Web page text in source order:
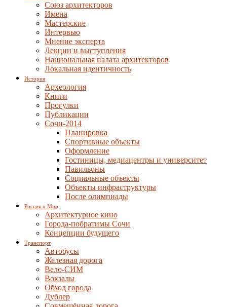
Союз архитекторов
Имена
Мастерские
Интервью
Мнение эксперта
Лекции и выступления
Национальная палата архитекторов
Локальная идентичность
История
Археология
Книги
Прогулки
Публикации
Сочи-2014
Планировка
Спортивные объекты
Оформление
Гостиницы, медиацентры и университет
Павильоны
Социальные объекты
Объекты инфраструктуры
После олимпиады
Россия и Мир
Архитектурное кино
Города-побратимы Сочи
Концепции будущего
Транспорт
Автобусы
Железная дорога
Вело-СИМ
Вокзалы
Обход города
Дублер